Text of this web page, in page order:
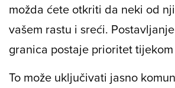
možda ćete otkriti da neki od
vašem rastu i sreći.
granica postaje prioritet
To može uključivati jasno